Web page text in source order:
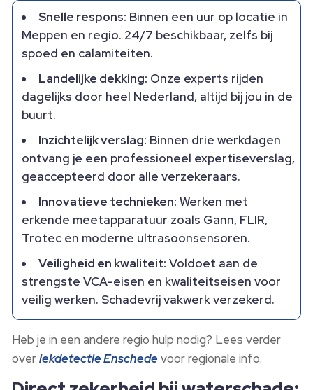
Snelle respons: Binnen een uur op locatie in
Meppen en regio. 24/7 beschikbaar, zelfs bij
spoed en calamiteiten.
Landelijke dekking: Onze experts rijden
dagelijks door heel Nederland, altijd bij jou in de
buurt.
Inzichtelijk verslag: Binnen drie werkdagen
ontvang je een professioneel expertiseverslag,
geaccepteerd door alle verzekeraars.
Innovatieve technieken: Werken met
erkende meetapparatuur zoals Gann, FLIR,
Trotec en moderne ultrasoonsensoren.
Veiligheid en kwaliteit: Voldoet aan de
strengste VCA-eisen en kwaliteitseisen voor
veilig werken. Schadevrij vakwerk verzekerd.
Heb je in een andere regio hulp nodig? Lees verder
overlekdetectie Enschede voor regionale info.